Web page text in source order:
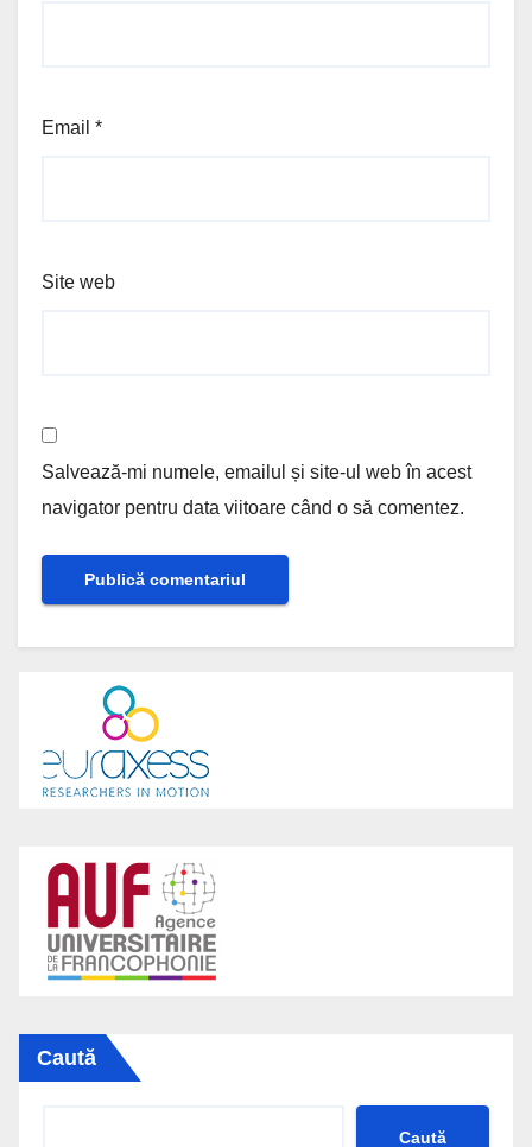
Email *
Site web
Salvează-mi numele, emailul și site-ul web în acest
navigator pentru data viitoare când o să comentez.
Caută
Caută